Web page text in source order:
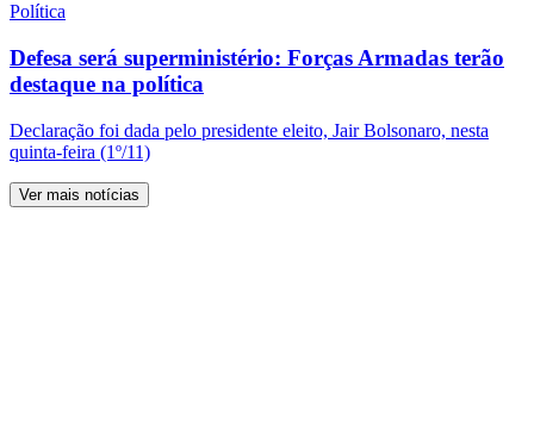
Política
Defesa será superministério: Forças Armadas terão
destaque na política
Declaração foi dada pelo presidente eleito, Jair Bolsonaro, nesta
quinta-feira (1º/11)
Ver mais notícias